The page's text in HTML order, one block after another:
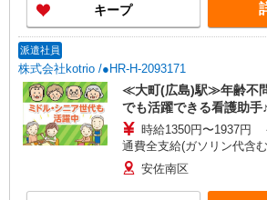
キープ
派遣社員
株式会社kotrio /●HR-H-2093171
≪大町(広島)駅≫年齢不
でも活躍できる看護助手♪
時給1350円〜1937円
通費全支給(ガソリン代含
安佐南区